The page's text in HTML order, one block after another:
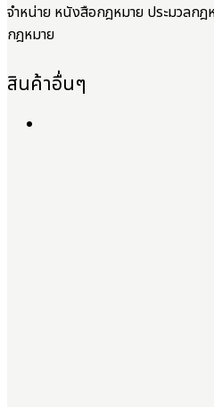
จำหน่าย หนังสือกฎหมาย ประมวลกฎ
กฎหมาย
สินค้าอื่นๆ